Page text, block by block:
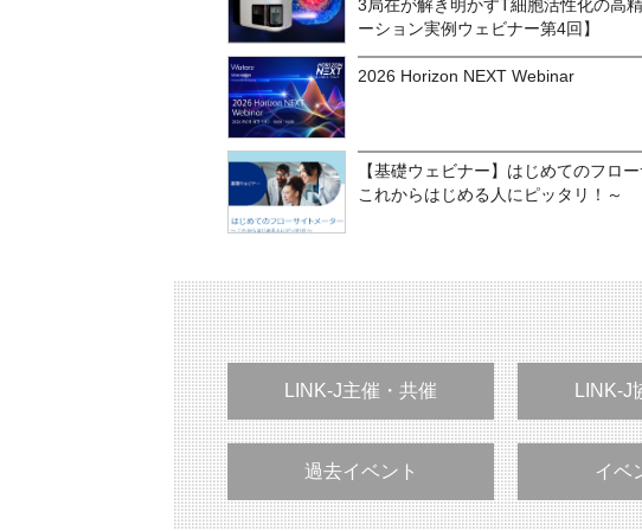
3局在が解き明かすT細胞活性化の高
ーション実例ウェビナー第4回】
2026 Horizon NEXT Webinar
【基礎ウェビナー】はじめてのフロ
これからはじめる人にピッタリ！～
LINK-J主催・共催 LINK-J
過去イベント イベ